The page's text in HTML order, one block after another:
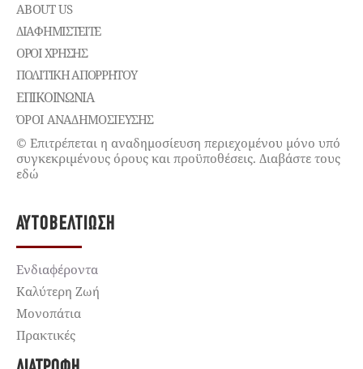
ABOUT US
ΔΙΑΦΗΜΙΣΤΕΊΤΕ
ΌΡΟΙ ΧΡΉΣΗΣ
ΠΟΛΙΤΙΚΉ ΑΠΟΡΡΉΤΟΥ
ΕΠΙΚΟΙΝΩΝΊΑ
ΌΡΟΙ ΑΝΑΔΗΜΟΣΙΕΥΣΗΣ
© Επιτρέπεται η αναδημοσίευση περιεχομένου μόνο υπό
συγκεκριμένους όρους και προϋποθέσεις. Διαβάστε τους
εδώ
ΑΥΤΟΒΕΛΤΊΩΣΗ
Ενδιαφέροντα
Καλύτερη Ζωή
Μονοπάτια
Πρακτικές